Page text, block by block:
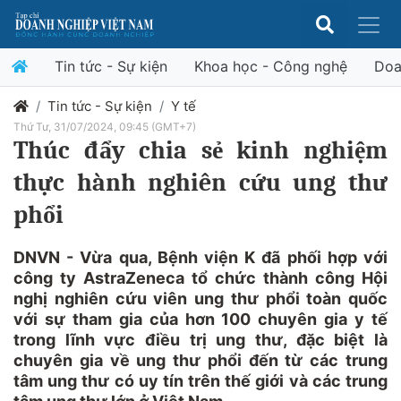
Tin tức - Sự kiện Khoa học - Công nghệ
Tin tức - Sự kiện Y tế
Thứ Tư, 31/07/2024, 09:45 (GMT+7)
Thúc đẩy chia sẻ kinh nghiệm
thực hành nghiên cứu ung thư
phổi
DNVN - Vừa qua, Bệnh viện K đã phối hợp với
công ty AstraZeneca tổ chức thành công Hội
nghị nghiên cứu viên ung thư phổi toàn quốc
với sự tham gia của hơn 100 chuyên gia y tế
trong lĩnh vực điều trị ung thư, đặc biệt là
chuyên gia về ung thư phổi đến từ các trung
tâm ung thư có uy tín trên thế giới và các trung